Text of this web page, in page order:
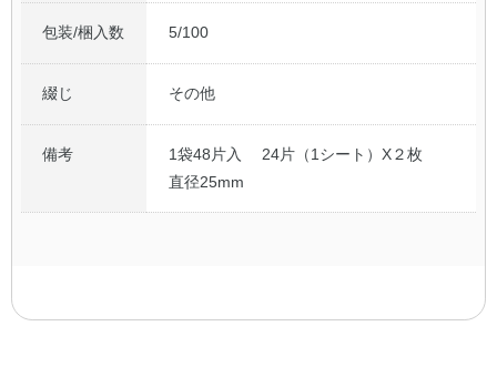
包装/梱入数 5/100
綴じ その他
備考
1袋48片入 24片（1シート）X２枚
直径25mm